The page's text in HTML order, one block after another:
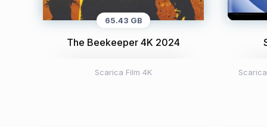
65.43 GB
The Beekeeper 4K 2024
Scarica Film 4K